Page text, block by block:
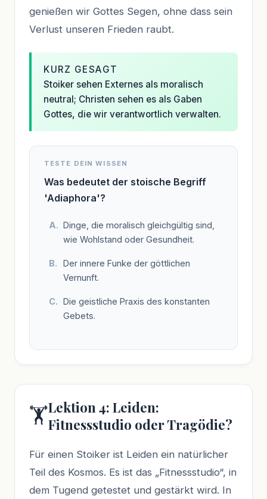
genießen wir Gottes Segen, ohne dass sein
Verlust unseren Frieden raubt.
KURZ GESAGT
Stoiker sehen Externes als moralisch
neutral; Christen sehen es als Gaben
Gottes, die wir verantwortlich verwalten.
TESTE DEIN WISSEN
Was bedeutet der stoische Begriff
'Adiaphora'?
Dinge, die moralisch gleichgültig sind,
wie Wohlstand oder Gesundheit.
Der innere Funke der göttlichen
Vernunft.
Die geistliche Praxis des konstanten
Gebets.
🏋️Lektion 4: Leiden:
Fitnessstudio oder Tragödie?
Für einen Stoiker ist Leiden ein natürlicher
Teil des Kosmos. Es ist das „Fitnessstudio“, in
dem Tugend getestet und gestärkt wird. In